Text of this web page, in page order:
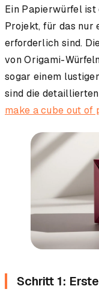
Ein Papierwürfel ist
Projekt, für das nur
erforderlich sind.
von Origami-
sogar einem
sind die
make a cube out of
Schritt 1: